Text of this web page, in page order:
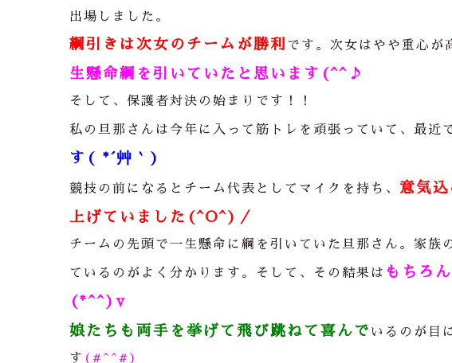
出場しました。
綱引きは次女のチームが勝利 です。次女はやや重心が
生懸命綱を引いていたと思います(^^♪
そして、保護者対決の始まりです！！
私の旦那さんは今年に入って筋トレを頑張っていて、最近
す( *´艸｀)
競技の前になるとチーム代表としてマイクを持ち、 意気
上げていました(^O^)／
チームの先頭で一生懸命に綱を引いていた旦那さん。家族
ているのがよく分かります。そして、その結果は もちろ
(*^^)v
娘たちも両手を挙げて飛び跳ねて喜んで いるのが目
す (#^^#)